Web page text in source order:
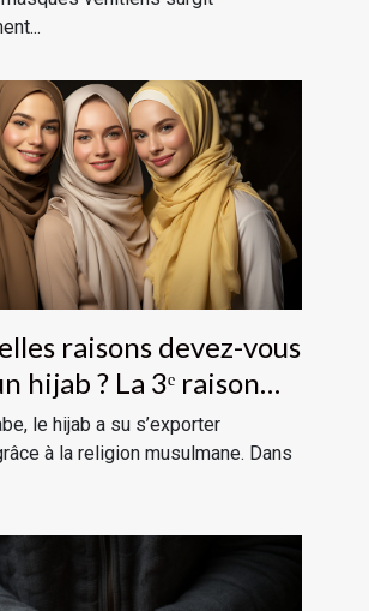
raisons devez-vous
hijab ? La 3ᵉ raison
étonner
le hijab a su s’exporter
à la religion musulmane. Dans